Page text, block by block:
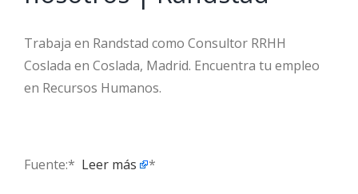
Trabaja en Randstad como Consultor RRHH
Coslada en Coslada, Madrid. Encuentra tu empleo
en Recursos Humanos.
Fuente:* ​ Leer más *